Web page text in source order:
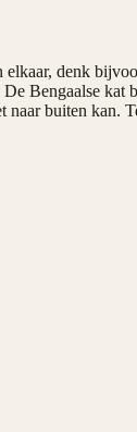
denk
Bengaalse kat
buiten kan.